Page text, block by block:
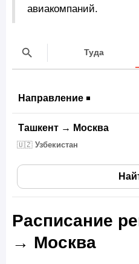
авиакомпаний.
Туда
Направление
Ташкент → Москва
🇺🇿 Узбекистан
Расписание
→ Москва